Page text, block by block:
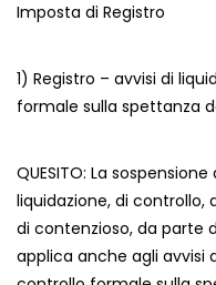
Imposta di Registro
1) Registro – avvisi di
formale sulla spettanza
QUESITO: La
liquidazione, di controllo,
di contenzioso, da parte
applica anche agli avvisi